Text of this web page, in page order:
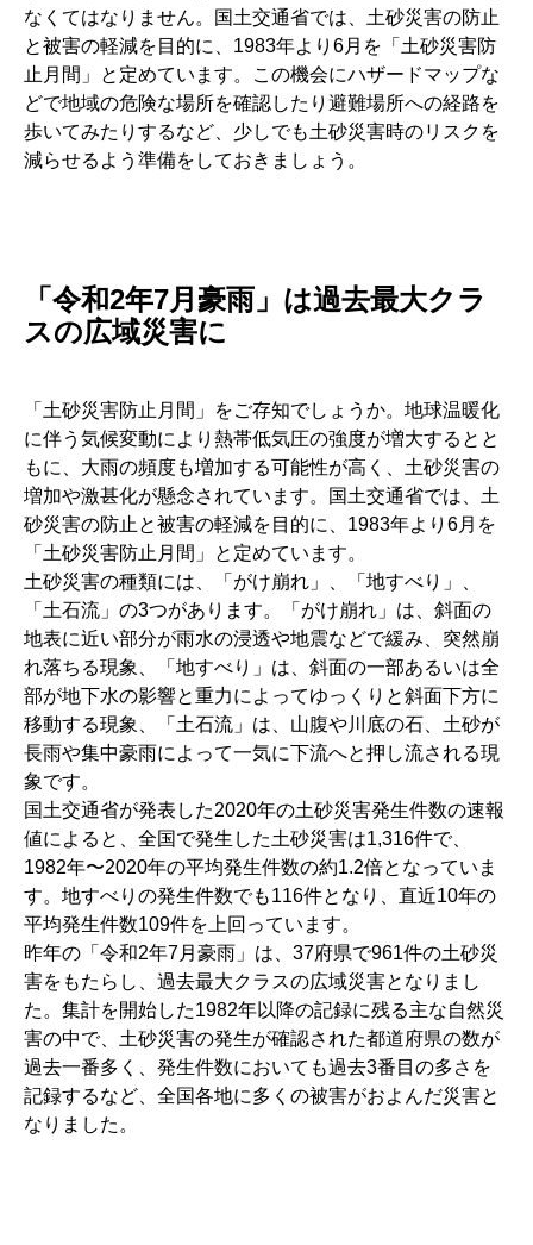
なくてはなりません。国土交通省では、土砂災害の防止
と被害の軽減を目的に、1983年より6月を「土砂災害防
止月間」と定めています。この機会にハザードマップな
どで地域の危険な場所を確認したり避難場所への経路を
歩いてみたりするなど、少しでも土砂災害時のリスクを
減らせるよう準備をしておきましょう。
「令和2年7月豪雨」は過去最大クラ
スの広域災害に
「土砂災害防止月間」をご存知でしょうか。地球温暖化
に伴う気候変動により熱帯低気圧の強度が増大するとと
もに、大雨の頻度も増加する可能性が高く、土砂災害の
増加や激甚化が懸念されています。国土交通省では、土
砂災害の防止と被害の軽減を目的に、1983年より6月を
「土砂災害防止月間」と定めています。
土砂災害の種類には、「がけ崩れ」、「地すべり」、
「土石流」の3つがあります。「がけ崩れ」は、斜面の
地表に近い部分が雨水の浸透や地震などで緩み、突然崩
れ落ちる現象、「地すべり」は、斜面の一部あるいは全
部が地下水の影響と重力によってゆっくりと斜面下方に
移動する現象、「土石流」は、山腹や川底の石、土砂が
長雨や集中豪雨によって一気に下流へと押し流される現
象です。
国土交通省が発表した2020年の土砂災害発生件数の速報
値によると、全国で発生した土砂災害は1,316件で、
1982年〜2020年の平均発生件数の約1.2倍となっていま
す。地すべりの発生件数でも116件となり、直近10年の
平均発生件数109件を上回っています。
昨年の「令和2年7月豪雨」は、37府県で961件の土砂災
害をもたらし、過去最大クラスの広域災害となりまし
た。集計を開始した1982年以降の記録に残る主な自然災
害の中で、土砂災害の発生が確認された都道府県の数が
過去一番多く、発生件数においても過去3番目の多さを
記録するなど、全国各地に多くの被害がおよんだ災害と
なりました。